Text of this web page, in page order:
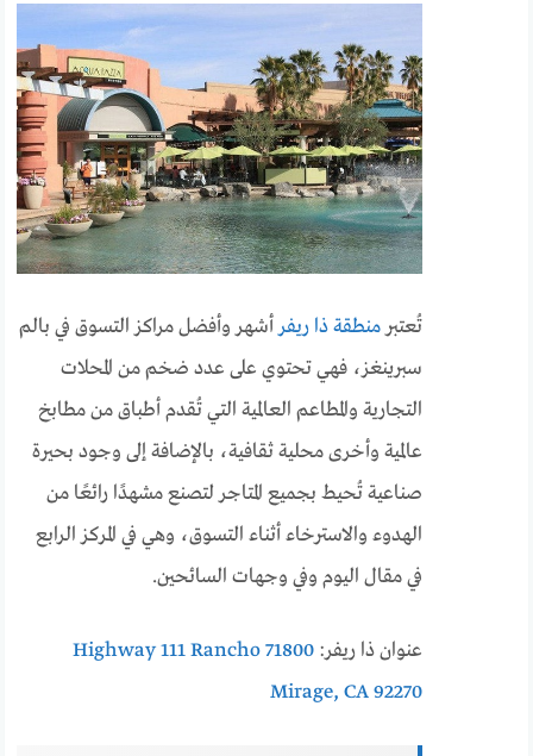
تُعتبر منطقة ذا ريفر أشهر وأفضل مراكز التسوق في بالم
سبرينغز، فهي تحتوي على عدد ضخم من المحلات
التجارية والمطاعم العالمية التي تُقدم أطباق من مطابخ
عالمية وأخرى محلية ثقافية، بالإضافة إلى وجود بحيرة
صناعية تُحيط بجميع المتاجر لتصنع مشهدًا رائعًا من
الهدوء والاسترخاء أثناء التسوق، وهي في المركز الرابع
في مقال اليوم وفي وجهات السائحين.
عنوان ذا ريفر:
71800 Highway 111 Rancho
Mirage, CA 92270